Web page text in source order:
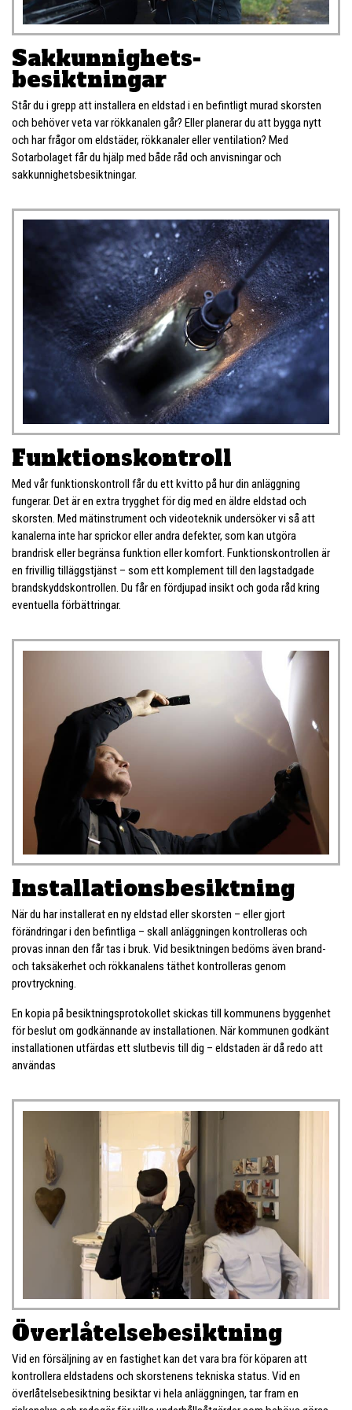
Sakkunnighets­
besiktningar
Står du i grepp att installera en eldstad i en befintligt murad skorsten
och behöver veta var rökkanalen går? Eller planerar du att bygga nytt
och har frågor om eldstäder, rökkanaler eller ventilation? Med
Sotarbolaget får du hjälp med både råd och anvisningar och
sakkunnighetsbesiktningar.
Funktions­kontroll
Med vår funktionskontroll får du ett kvitto på hur din anläggning
fungerar. Det är en extra trygghet för dig med en äldre eldstad och
skorsten. Med mätinstrument och videoteknik undersöker vi så att
kanalerna inte har sprickor eller andra defekter, som kan utgöra
brandrisk eller begränsa funktion eller komfort. Funktionskontrollen är
en frivillig tilläggstjänst – som ett komplement till den lagstadgade
brandskyddskontrollen. Du får en fördjupad insikt och goda råd kring
eventuella förbättringar.
Installations­besiktning
När du har installerat en ny eldstad eller skorsten – eller gjort
förändringar i den befintliga – skall anläggningen kontrolleras och
provas innan den får tas i bruk. Vid besiktningen bedöms även brand-
och taksäkerhet och rökkanalens täthet kontrolleras genom
provtryckning.
En kopia på besiktningsprotokollet skickas till kommunens byggenhet
för beslut om godkännande av installationen. När kommunen godkänt
installationen utfärdas ett slutbevis till dig – eldstaden är då redo att
användas
Överlåtelse­besiktning
Vid en försäljning av en fastighet kan det vara bra för köparen att
kontrollera eldstadens och skorstenens tekniska status. Vid en
överlåtelsebesiktning besiktar vi hela anläggningen, tar fram en